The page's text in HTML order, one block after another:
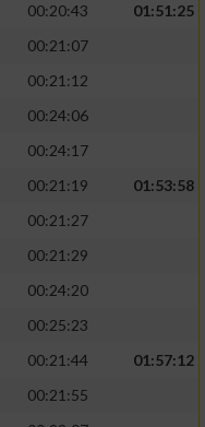
00:20:43
01:51:25
00:21:07
00:21:12
00:24:06
00:24:17
00:21:19
01:53:58
00:21:27
00:21:29
00:24:20
00:25:23
00:21:44
01:57:12
00:21:55